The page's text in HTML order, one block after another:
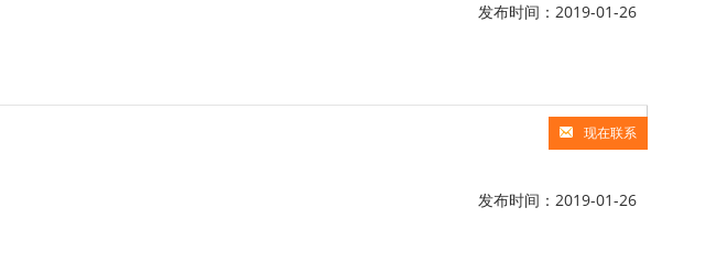
发布时间：2019-01-26
现在联系
发布时间：2019-01-26